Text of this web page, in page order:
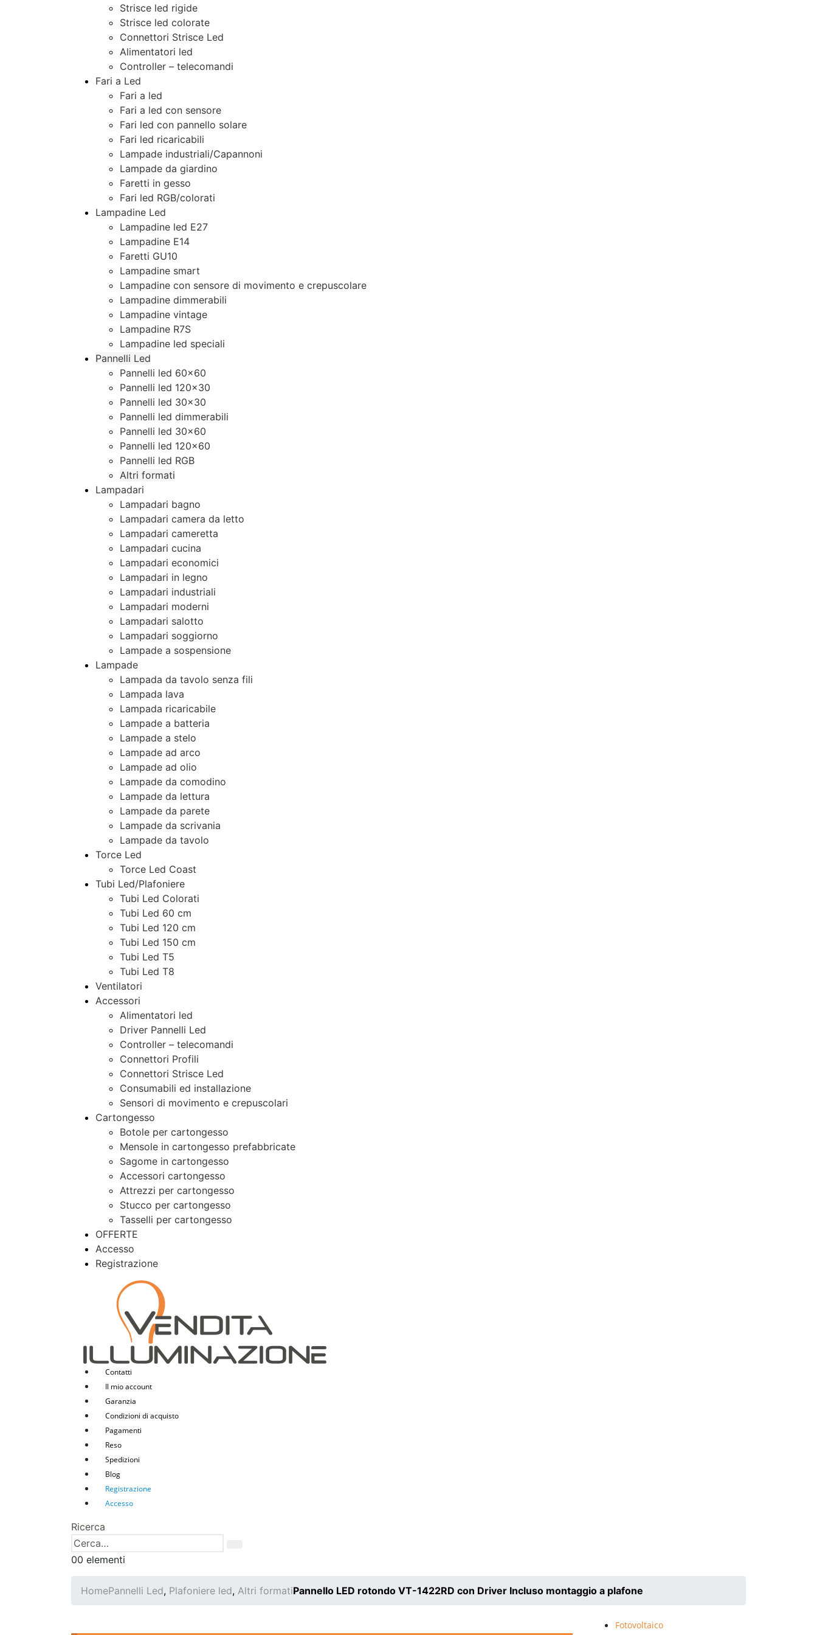
Strisce led rigide
Strisce led colorate
Connettori Strisce Led
Alimentatori led
Controller – telecomandi
Fari a Led
Fari a led
Fari a led con sensore
Fari led con pannello solare
Fari led ricaricabili
Lampade industriali/Capannoni
Lampade da giardino
Faretti in gesso
Fari led RGB/colorati
Lampadine Led
Lampadine led E27
Lampadine E14
Faretti GU10
Lampadine smart
Lampadine con sensore di movimento e crepuscolare
Lampadine dimmerabili
Lampadine vintage
Lampadine R7S
Lampadine led speciali
Pannelli Led
Pannelli led 60×60
Pannelli led 120×30
Pannelli led 30×30
Pannelli led dimmerabili
Pannelli led 30×60
Pannelli led 120×60
Pannelli led RGB
Altri formati
Lampadari
Lampadari bagno
Lampadari camera da letto
Lampadari cameretta
Lampadari cucina
Lampadari economici
Lampadari in legno
Lampadari industriali
Lampadari moderni
Lampadari salotto
Lampadari soggiorno
Lampade a sospensione
Lampade
Lampada da tavolo senza fili
Lampada lava
Lampada ricaricabile
Lampade a batteria
Lampade a stelo
Lampade ad arco
Lampade ad olio
Lampade da comodino
Lampade da lettura
Lampade da parete
Lampade da scrivania
Lampade da tavolo
Torce Led
Torce Led Coast
Tubi Led/Plafoniere
Tubi Led Colorati
Tubi Led 60 cm
Tubi Led 120 cm
Tubi Led 150 cm
Tubi Led T5
Tubi Led T8
Ventilatori
Accessori
Alimentatori led
Driver Pannelli Led
Controller – telecomandi
Connettori Profili
Connettori Strisce Led
Consumabili ed installazione
Sensori di movimento e crepuscolari
Cartongesso
Botole per cartongesso
Mensole in cartongesso prefabbricate
Sagome in cartongesso
Accessori cartongesso
Attrezzi per cartongesso
Stucco per cartongesso
Tasselli per cartongesso
OFFERTE
Accesso
Registrazione
Contatti
Il mio account
Garanzia
Condizioni di acquisto
Pagamenti
Reso
Spedizioni
Blog
Registrazione
Accesso
Ricerca
00 elementi
HomePannelli Led, Plafoniere led, Altri formatiPannello LED rotondo VT-1422RD con Driver Incluso montaggio a plafone
Fotovoltaico